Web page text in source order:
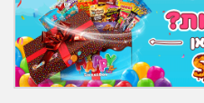
גאווה